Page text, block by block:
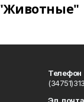
Телефон
Эл. почта